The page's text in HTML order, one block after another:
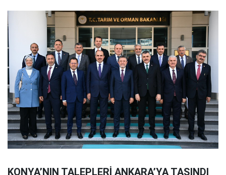
KONYA’NIN TALEPLERİ ANKARA’YA TAŞINDI